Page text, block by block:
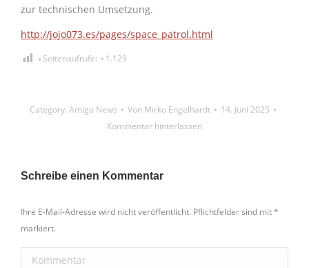
zur technischen Umsetzung.
http://jojo073.es/pages/space_patrol.html
Seitenaufrufe: 1.129
Category: Amiga News Von Mirko Engelhardt
14. Juni 2025
Kommentar hinterlassen
Schreibe einen Kommentar
Ihre E-Mail-Adresse wird nicht veröffentlicht. Pflichtfelder sind mit*
markiert.
Kommentar